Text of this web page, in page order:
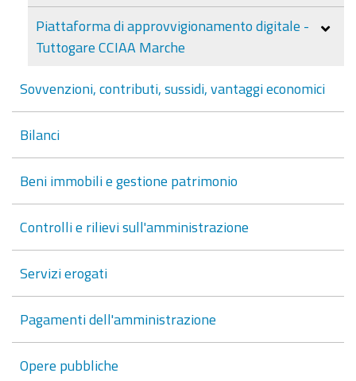
Piattaforma di approvvigionamento digitale -
Tuttogare CCIAA Marche
Sovvenzioni, contributi, sussidi, vantaggi economici
Bilanci
Beni immobili e gestione patrimonio
Controlli e rilievi sull'amministrazione
Servizi erogati
Pagamenti dell'amministrazione
Opere pubbliche